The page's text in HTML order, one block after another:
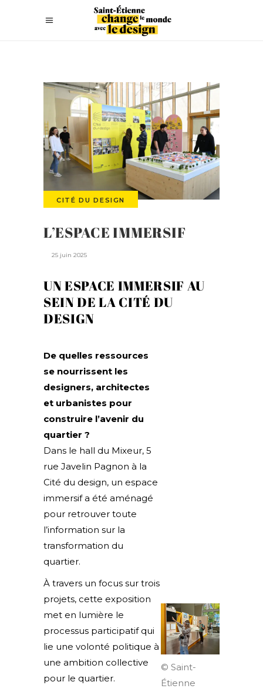
CITÉ DU DESIGN
L’ESPACE IMMERSIF
25 juin 2025
UN ESPACE IMMERSIF AU
SEIN DE LA CITÉ DU
DESIGN
De quelles ressources
se nourrissent les
designers, architectes
et urbanistes pour
construire l’avenir du
quartier ?
Dans le hall du Mixeur, 5
rue Javelin Pagnon à la
Cité du design, un espace
immersif a été aménagé
pour retrouver toute
l’information sur la
transformation du
quartier.
À travers un focus sur trois
projets, cette exposition
met en lumière le
processus participatif qui
lie une volonté politique à
une ambition collective
pour le quartier.
© Saint-
Étienne